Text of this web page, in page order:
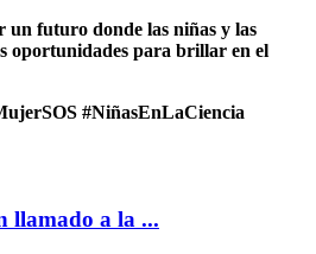
un futuro donde las niñas y las
oportunidades para brillar en el
#NiñasEnLaCiencia
llamado a la ...